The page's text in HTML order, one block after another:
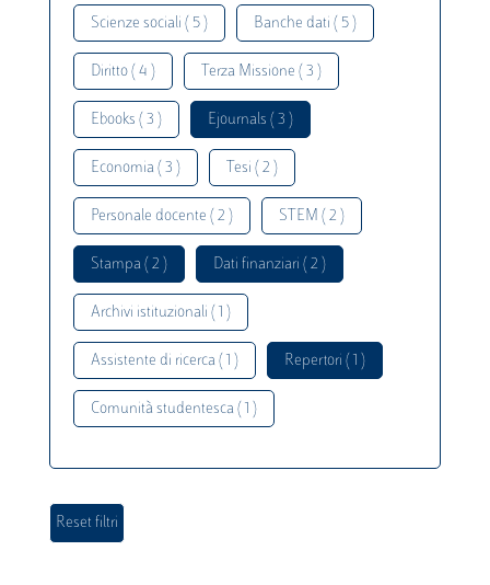
Scienze sociali ( 5 ) Banche dati ( 5 )
Diritto ( 4 ) Terza Missione ( 3 )
Ebooks ( 3 ) Ejournals ( 3 )
Economia ( 3 ) Tesi ( 2 )
Personale docente ( 2 ) STEM ( 2 )
Stampa ( 2 ) Dati finanziari ( 2 )
Archivi istituzionali ( 1 )
Assistente di ricerca ( 1 ) Repertori ( 1 )
Comunità studentesca ( 1 )